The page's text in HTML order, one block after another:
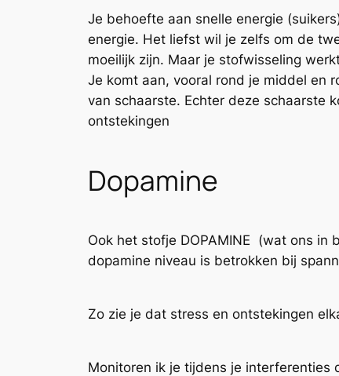
Je behoefte aan snelle energie
energie. Het liefst wil je zelfs om de
moeilijk zijn. Maar je stofwisseling
Je komt aan, vooral rond je middel en
van schaarste. Echter deze schaarste
ontstekingen
Dopamine
Ook het stofje DOPAMINE (wat ons in
dopamine niveau is betrokken bij
Zo zie je dat stress en ontstekingen
Monitoren ik je tijdens je interferenties